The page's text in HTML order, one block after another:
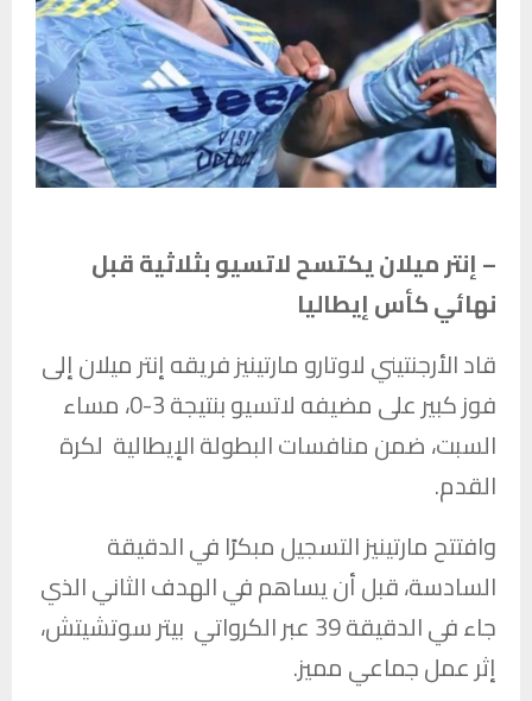
– إنتر ميلان يكتسح لاتسيو بثلاثية قبل
نهائي كأس إيطاليا
قاد الأرجنتينيلاوتارو مارتينيزفريقهإنتر ميلانإلى
فوز كبير على مضيفهلاتسيو
بنتيجة 3-0، مساء
السبت، ضمن منافسات البطولة الإيطالية لكرة
القدم.
وافتتح مارتينيز التسجيل مبكرًا في الدقيقة
السادسة، قبل أن يساهم في الهدف الثاني الذي
جاء في الدقيقة 39 عبر الكرواتي بيتر سوتشيتش،
إثر عمل جماعي مميز.